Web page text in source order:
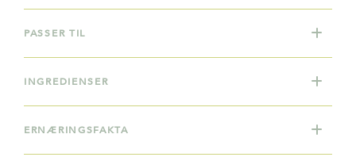
PASSER TIL
INGREDIENSER
ERNÆRINGSFAKTA